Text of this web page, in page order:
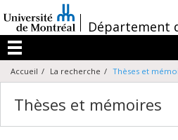
au
contenu
/Département
Menu
Accueil La recherche Thèses et
Thèses et mémoires